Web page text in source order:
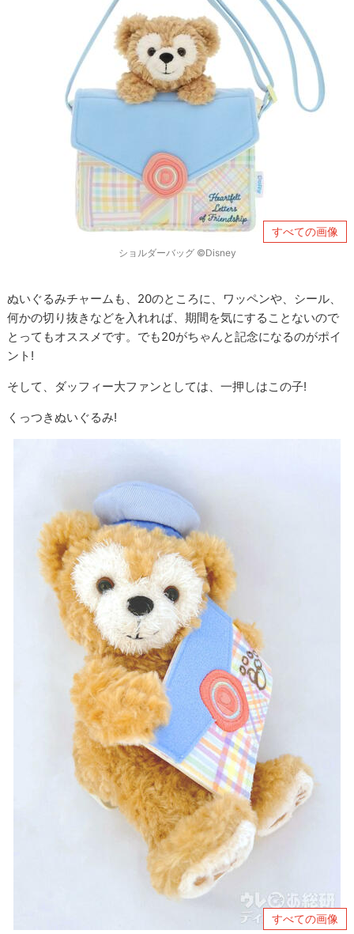
すべての画像
ショルダーバッグ ©Disney
ぬいぐるみチャームも、20のところに、ワッペンや、シール、
何かの切り抜きなどを入れれば、期間を気にすることないので
とってもオススメです。でも20がちゃんと記念になるのがポイ
ント!
そして、ダッフィー大ファンとしては、一押しはこの子!
くっつきぬいぐるみ!
すべての画像